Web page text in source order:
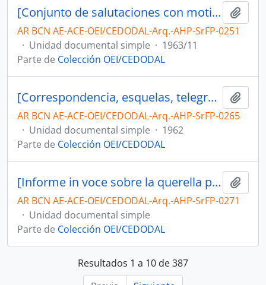
[Conjunto de salutaciones con motivo de inasistencias y adhesión a cena de homenaje por la intendencia de Alberto Prebisch]
AR BCN AE-ACE-OEI/CEDODAL-Arq.-AHP-SrFP-0251
· Unidad documental simple · 1963/11
Parte de Colección OEI/CEDODAL
[Correspondencia, esquelas, telegramas, cartas y salutaciones por asunción a intendente de la Ciudad de Buenos Aires]
AR BCN AE-ACE-OEI/CEDODAL-Arq.-AHP-SrFP-0265
· Unidad documental simple · 1962
Parte de Colección OEI/CEDODAL
[Informe in voce sobre la querella por delito de injurias AHP/Pedro Carlos Riú]
AR BCN AE-ACE-OEI/CEDODAL-Arq.-AHP-SrFP-0271
· Unidad documental simple
Parte de Colección OEI/CEDODAL
Resultados 1 a 10 de 387